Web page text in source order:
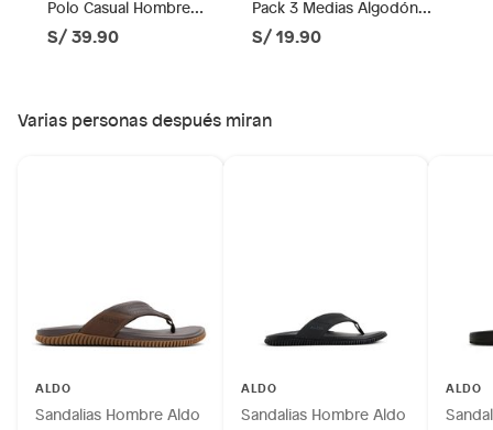
Productos comprados en Outlet Atocongo.
Productos perecibles como alimentos, bebidas,
Por motivos de salubridad, la ropa interior inferior y ropas de
Baterías de auto.
Motocicletas y bicicletas motorizadas.
Polo Casual Hombre
Newport
S/ 39.90
Pack 3 Medias Algodón
Hombre Newport
S/ 19.90
Varias personas después miran
ALDO
Sandalias Hombre Aldo
ALDO
Sandalias Hombre Aldo
ALDO